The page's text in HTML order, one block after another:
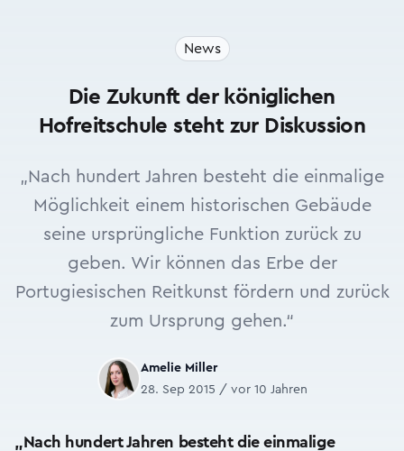
News
Die Zukunft der königlichen
Hofreitschule steht zur Diskussion
„Nach hundert Jahren besteht die einmalige
Möglichkeit einem historischen Gebäude
seine ursprüngliche Funktion zurück zu
geben. Wir können das Erbe der
Portugiesischen Reitkunst fördern und zurück
zum Ursprung gehen.“
Amelie Miller
28. Sep 2015 / vor 10 Jahren
„Nach hundert Jahren besteht die einmalige